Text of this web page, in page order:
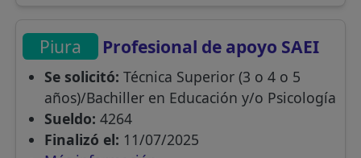
Piura Profesional de apoyo SAEI
Se solicitó: Técnica Superior (3 o 4 o 5
años)/Bachiller en Educación y/o Psicología
Sueldo: 4264
Finalizó el: 11/07/2025